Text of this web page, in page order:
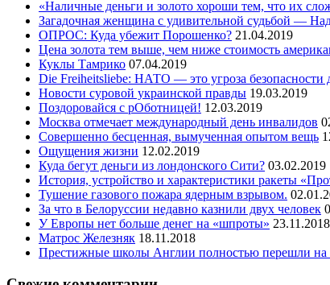
«Наличные деньги и золото хороши тем, что их
Загадочная женщина с удивительной судьбой —
ОПРОС: Куда убежит Порошенко? 21.04.2019
Цена золота тем выше, чем ниже стоимость
Куклы Тамрико 07.04.2019
Die Freiheitsliebe: НАТО — это угроза безопасности
Новости суровой украинской правды 19.03.2019
Поздоровайся с рОботницей! 12.03.2019
Москва отмечает международный день инвалидов
Совершенно бесценная, вымученная опытом вещь
Ощущения жизни 12.02.2019
Куда бегут деньги из лондонского Сити? 03.02.2019
История, устройство и характеристики ракеты
Тушение газового пожара ядерным взрывом.
За что в Белоруссии недавно казнили двух человек
У Европы нет больше денег на «шпроты» 23.11.2018
Матрос Железняк 18.11.2018
Престижные школы Англии полностью перешли на